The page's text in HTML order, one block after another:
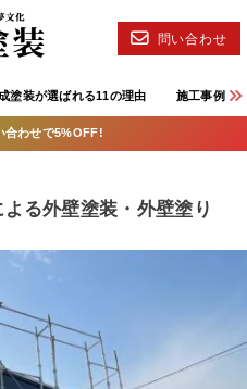
塗装が選ばれる11の理由 施工事例
問い合わせ
合わせで5%OFF!
る外壁塗装・外壁塗り